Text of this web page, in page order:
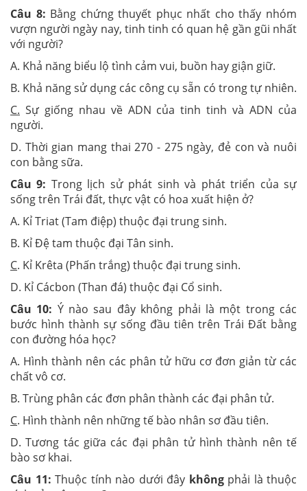
Câu 8: Bằng chứng thuyết phục nhất cho thấy nhóm
vượn người ngày nay, tinh tinh có quan hệ gần gũi nhất
với người?
A. Khả năng biểu lộ tình cảm vui, buồn hay giận giữ.
B. Khả năng sử dụng các công cụ sẵn có trong tự nhiên.
C. Sự giống nhau về ADN của tinh tinh và ADN của
người.
D. Thời gian mang thai 270 - 275 ngày, đẻ con và nuôi
con bằng sữa.
Câu 9: Trong lịch sử phát sinh và phát triển của sự
sống trên Trái đất, thực vật có hoa xuất hiện ở?
A. Kỉ Triat (Tam điệp) thuộc đại trung sinh.
B. Kỉ Đệ tam thuộc đại Tân sinh.
C. Kỉ Krêta (Phấn trắng) thuộc đại trung sinh.
D. Kỉ Cácbon (Than đá) thuộc đại Cổ sinh.
Câu 10: Ý nào sau đây không phải là một trong các
bước hình thành sự sống đầu tiên trên Trái Đất bằng
con đường hóa học?
A. Hình thành nên các phân tử hữu cơ đơn giản từ các
chất vô cơ.
B. Trùng phân các đơn phân thành các đại phân tử.
C. Hình thành nên những tế bào nhân sơ đầu tiên.
D. Tương tác giữa các đại phân tử hình thành nên tế
bào sơ khai.
Câu 11: Thuộc tính nào dưới đây khôngphải là thuộc